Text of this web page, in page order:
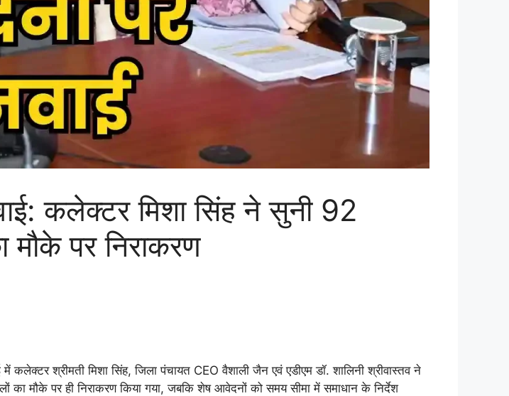
कलेक्टर मिशा सिंह ने सुनी 92
मौके पर निराकरण
श्रीमती मिशा सिंह, जिला पंचायत CEO वैशाली जैन एवं एडीएम डॉ. शालिनी श्रीवास्तव ने
मौके पर ही निराकरण किया गया, जबकि शेष आवेदनों को समय सीमा में समाधान के निर्देश